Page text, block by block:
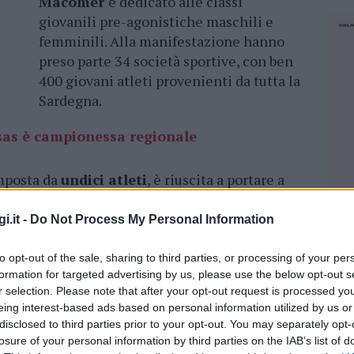
- Do Not Process My Personal Information
opt-out of the sale, sharing to third parties, or processing of your
for targeted advertising by us, please use the below opt-out
selection. Please note that after your opt-out request is processed
interest-based ads based on personal information utilized by us
to third parties prior to your opt-out. You may separately
of your personal information by third parties on the IAB’s list of
giovanili pre-agonistiche maschili e
femminili. Alla manifestazione hanno
preso parte 34 società sportive, con ben
400 giovani atleti provenienti da tutta la
Sardegna.
è campionessa regionale
daundici atleti, è riuscita a portare a
podio perRoberto Morittu,Giorgia Deiana
Azara,Arianna Brandanu,Luigi Vella.
quelle portate a casa daMarta Ariu, e
agonistico molto nutrito, infatti sono circa